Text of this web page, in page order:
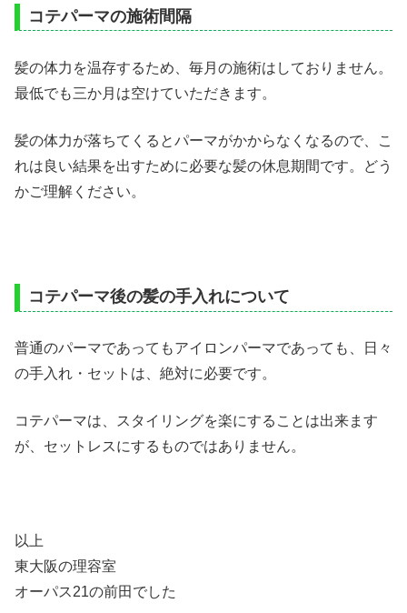
コテパーマの施術間隔
髪の体力を温存するため、毎月の施術はしておりません。
最低でも三か月は空けていただきます。
髪の体力が落ちてくるとパーマがかからなくなるので、こ
れは良い結果を出すために必要な髪の休息期間です。どう
かご理解ください。
コテパーマ後の髪の手入れについて
普通のパーマであってもアイロンパーマであっても、日々
の手入れ・セットは、絶対に必要です。
コテパーマは、スタイリングを楽にすることは出来ます
が、セットレスにするものではありません。
以上
東大阪の理容室
オーパス21の前田でした